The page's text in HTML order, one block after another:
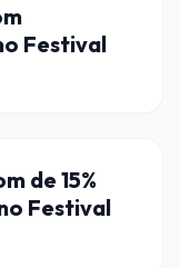
Festival
de 15%
Festival